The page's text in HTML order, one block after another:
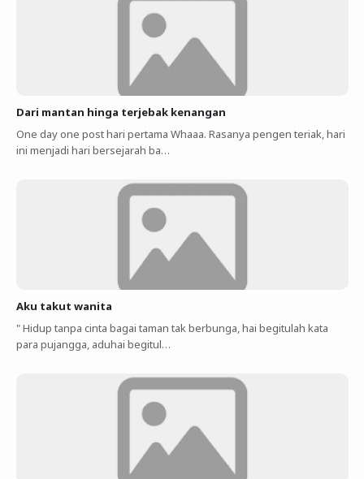
Dari mantan hinga terjebak kenangan
One day one post hari pertama Whaaa. Rasanya pengen teriak, hari
ini menjadi hari bersejarah ba…
Aku takut wanita
" Hidup tanpa cinta bagai taman tak berbunga, hai begitulah kata
para pujangga, aduhai begitul…